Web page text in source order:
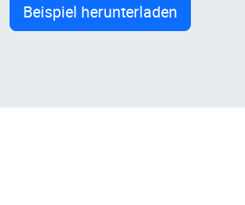
Beispiel herunterladen